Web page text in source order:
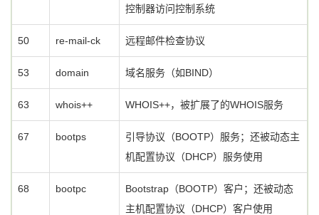
控制器访问控制系统
50 re-mail-ck 远程邮件检查协议
53 domain 域名服务（如BIND）
63 whois++ WHOIS++，被扩展了的WHOIS服务
67 bootps
引导协议（BOOTP）服务；还被动态主
机配置协议（DHCP）服务使用
68 bootpc
Bootstrap（BOOTP）客户；还被动态
主机配置协议（DHCP）客户使用